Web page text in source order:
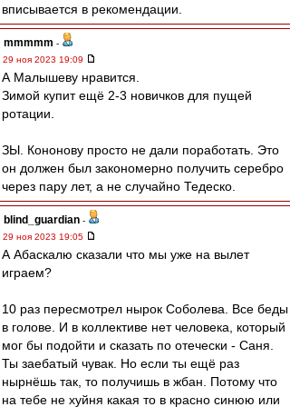
вписывается в рекомендации.
mmmmm -
29 ноя 2023 19:09
А Малышеву нравится.
Зимой купит ещё 2-3 новичков для пущей
ротации.
ЗЫ. Кононову просто не дали поработать. Это
он должен был закономерно получить серебро
через пару лет, а не случайно Тедеско.
blind_guardian -
29 ноя 2023 19:05
А Абаскалю сказали что мы уже на вылет
играем?
10 раз пересмотрел нырок Соболева. Все беды
в голове. И в коллективе нет человека, который
мог бы подойти и сказать по отечески - Саня.
Ты заебатый чувак. Но если ты ещё раз
нырнёшь так, то получишь в жбан. Потому что
на тебе не хуйня какая то в красно синюю или